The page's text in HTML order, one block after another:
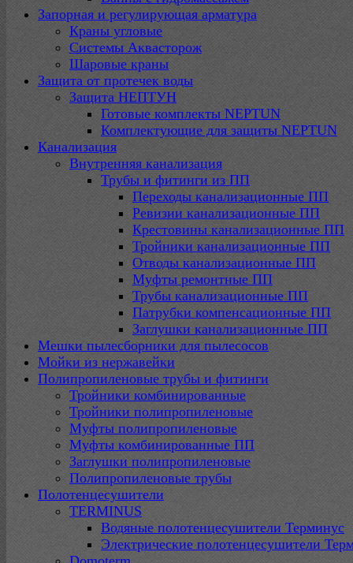
Запорная и регулирующая арматура
Краны угловые
Системы Аквасторож
Шаровые краны
Защита от протечек воды
Защита НЕПТУН
Готовые комплекты NEPTUN
Комплектующие для защиты NEPTUN
Канализация
Внутренняя канализация
Трубы и фитинги из ПП
Переходы канализационные ПП
Ревизии канализационные ПП
Крестовины канализационные ПП
Тройники канализационные ПП
Отводы канализационные ПП
Муфты ремонтные ПП
Трубы канализационные ПП
Патрубки компенсационные ПП
Заглушки канализационные ПП
Мешки пылесборники для пылесосов
Мойки из нержавейки
Полипропиленовые трубы и фитинги
Тройники комбинированные
Тройники полипропиленовые
Муфты полипропиленовые
Муфты комбинированные ПП
Заглушки полипропиленовые
Полипропиленовые трубы
Полотенцесушители
TERMINUS
Водяные полотенцесушители Терминус
Электрические полотенцесушители